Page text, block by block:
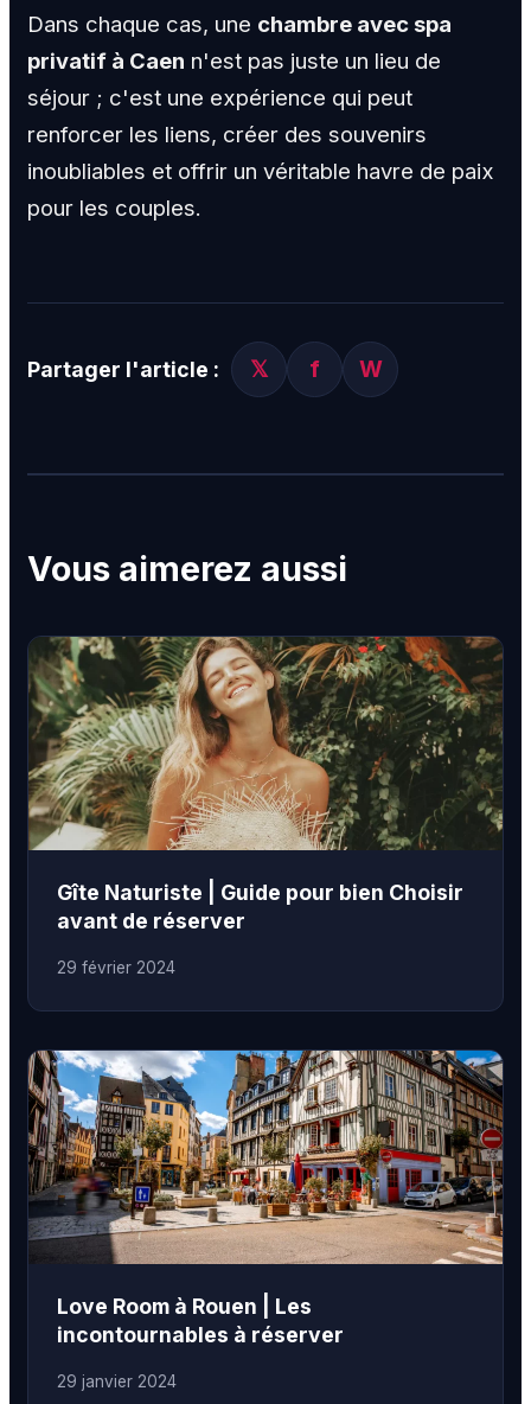
Dans chaque cas, une chambre avec spa
privatif à Caen n'est pas juste un lieu de
séjour ; c'est une expérience qui peut
renforcer les liens, créer des souvenirs
inoubliables et offrir un véritable havre de paix
pour les couples.
Partager l'article : 𝕏 f W
Vous aimerez aussi
Gîte Naturiste | Guide pour bien Choisir
avant de réserver
29 février 2024
Love Room à Rouen | Les
incontournables à réserver
29 janvier 2024